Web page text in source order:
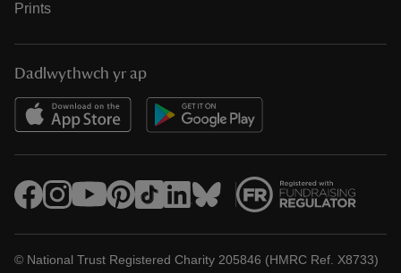
Prints
Dadlwythwch yr ap
© National Trust Registered Charity 205846 (HMRC Ref. X8733)